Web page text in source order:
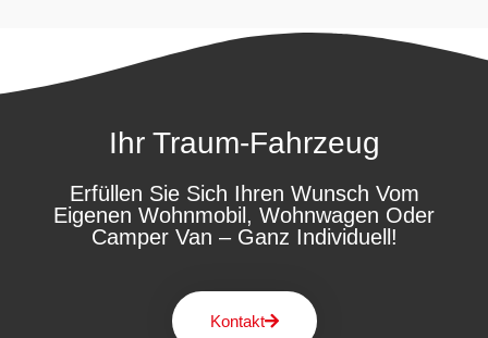
Ihr Traum-Fahrzeug
Erfüllen Sie Sich Ihren Wunsch Vom
Eigenen Wohnmobil, Wohnwagen Oder
Camper Van – Ganz Individuell!
Kontakt